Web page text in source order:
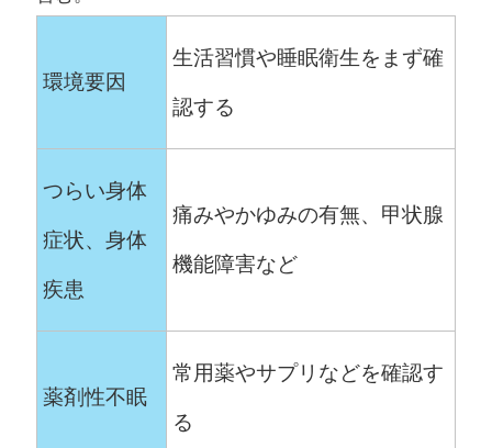
環境要因
生活習慣や睡眠衛生をまず確
認する
つらい身体
症状、身体
疾患
痛みやかゆみの有無、甲状腺
機能障害など
薬剤性不眠
常用薬やサプリなどを確認す
る